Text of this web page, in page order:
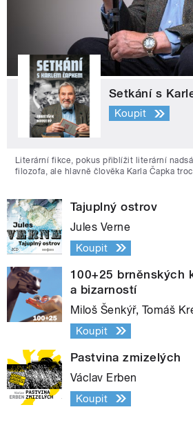
Setkání s
Koupit
Literární fikce, pokus přiblížit literární
filozofa, ale hlavně člověka Karla Čapka
Tajuplný ostrov
Jules Verne
Koupit
100+25 brněnských
a bizarností
Miloš Šenkýř, Tomáš
Koupit
Pastvina zmizelých
Václav Erben
Koupit